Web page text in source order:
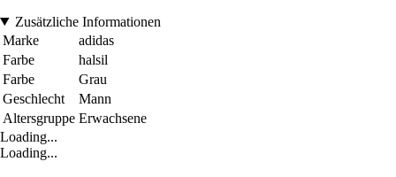
Zusätzliche Informationen
Marke
adidas
Farbe
halsil
Farbe
Grau
Geschlecht
Mann
Altersgruppe Erwachsene
Loading...
Loading...